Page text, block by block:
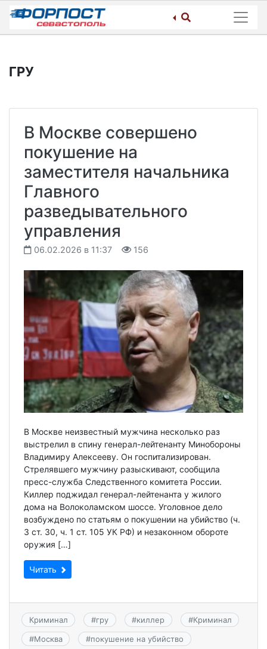
Skip
content
ГРУ
В Москве совершено
покушение на
заместителя начальника
Главного
разведывательного
управления
06.02.2026 в 11:37 156
В Москве неизвестный мужчина несколько раз
выстрелил в спину генерал-лейтенанту Минобороны
Владимиру Алексееву. Он госпитализирован.
Стрелявшего мужчину разыскивают, сообщила
пресс-служба Следственного комитета России.
Киллер поджидал генерал-лейтенанта у жилого
дома на Волоколамском шоссе. Уголовное дело
возбуждено по статьям о покушении на убийство (ч.
3 ст. 30, ч. 1 ст. 105 УК РФ) и незаконном обороте
оружия […]
Читать
Криминал #гру #киллер #Криминал
#Москва #покушение на убийство